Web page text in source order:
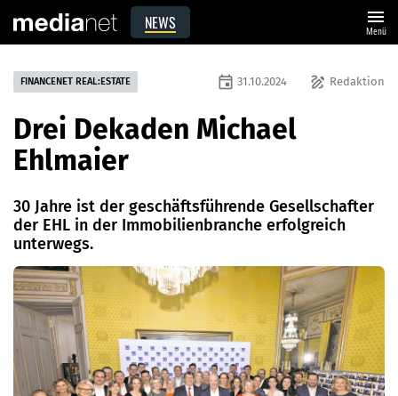
NEWS menu
Menü
FINANCENET REAL:ESTATE draw Redaktion
event 31.10.2024
Drei Dekaden Michael
Ehlmaier
30 Jahre ist der geschäftsführende Gesellschafter
der EHL in der Immobilienbranche erfolgreich
unterwegs.